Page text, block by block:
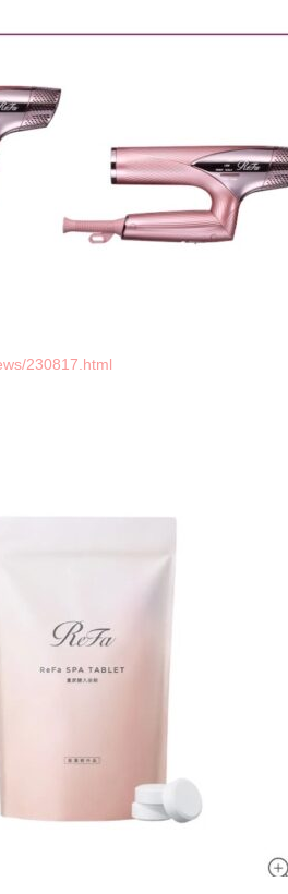
230817.html